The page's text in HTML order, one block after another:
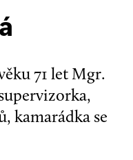
71 let Mgr.
kamarádka se